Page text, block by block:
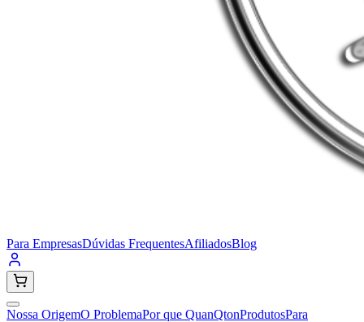
Para EmpresasDúvidas FrequentesAfiliadosBlog
Nossa OrigemO ProblemaPor que QuanQtonProdutosPara